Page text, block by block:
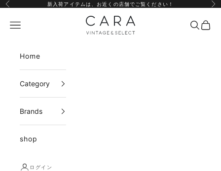
コンテンツへスキップ
前へ 新入荷アイテムは、 お近くの店舗でご覧ください！ 次
CARA vintage&select
メニュー 検索カー
Home
Category
Brands
shop
ログイン